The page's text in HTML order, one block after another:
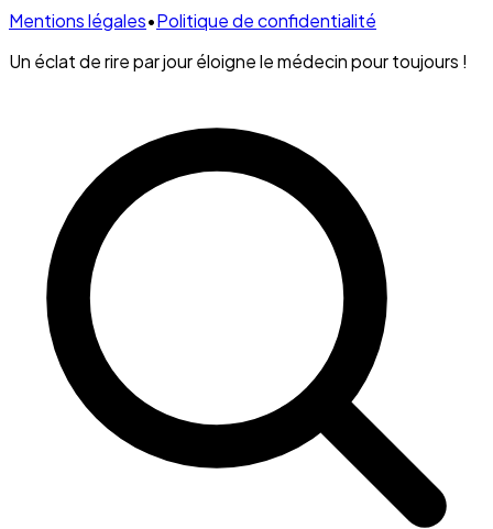
Mentions légales•Politique de confidentialité
Un éclat de rire par jour éloigne le médecin pour toujours !